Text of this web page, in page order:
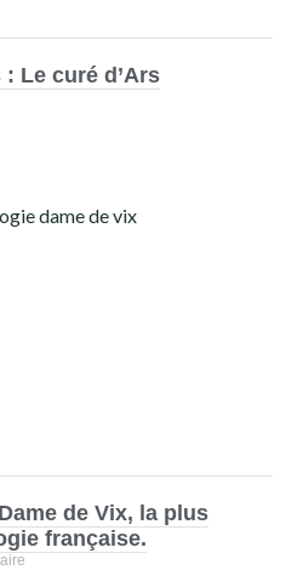
Le curé d’Ars
de Vix, la plus
française.